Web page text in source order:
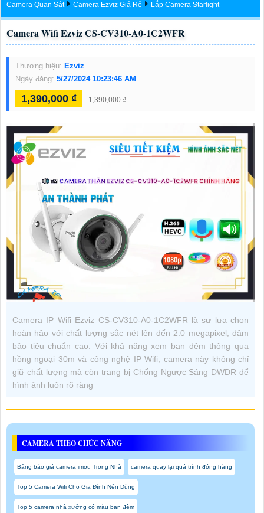
Camera Quan Sát Camera Ezviz Giá Rẻ Lắp Camera Starlight
Camera Wifi Ezviz CS-CV310-A0-1C2WFR
Thương hiệu: Ezviz
Ngày đăng: 5/27/2024 10:23:46 AM
1,390,000 ₫ 1,390,000 ₫
Camera IP Wifi Ezviz CS-CV310-A0-1C2WFR là sự lựa chọn
hoàn hảo với chất lượng sắc nét lên đến 2.0 megapixel, đảm
bảo tiêu chuẩn cao. Với khả năng xem ban đêm thông qua
hồng ngoại 30m và công nghệ IP Wifi, camera này không chỉ
giữ chất lượng mà còn trang bị Chống Ngược Sáng DWDR để
hình ảnh luôn rõ ràng
CAMERA THEO CHỨC NĂNG
Bảng báo giá camera imou Trong Nhà camera quay lại quá trình đóng hàng
Top 5 Camera Wifi Cho Gia Đình Nên Dùng
Top 5 camera nhà xưởng có màu ban đêm